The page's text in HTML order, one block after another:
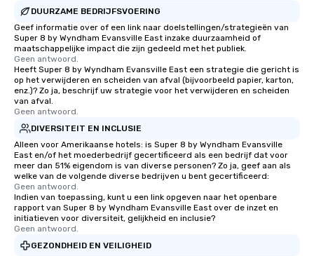
DUURZAME BEDRIJFSVOERING
Geef informatie over of een link naar doelstellingen/strategieën van
Super 8 by Wyndham Evansville East inzake duurzaamheid of
maatschappelijke impact die zijn gedeeld met het publiek.
Geen antwoord.
Heeft Super 8 by Wyndham Evansville East een strategie die gericht is
op het verwijderen en scheiden van afval (bijvoorbeeld papier, karton,
enz.)? Zo ja, beschrijf uw strategie voor het verwijderen en scheiden
van afval.
Geen antwoord.
DIVERSITEIT EN INCLUSIE
Alleen voor Amerikaanse hotels: is Super 8 by Wyndham Evansville
East en/of het moederbedrijf gecertificeerd als een bedrijf dat voor
meer dan 51% eigendom is van diverse personen? Zo ja, geef aan als
welke van de volgende diverse bedrijven u bent gecertificeerd:
Geen antwoord.
Indien van toepassing, kunt u een link opgeven naar het openbare
rapport van Super 8 by Wyndham Evansville East over de inzet en
initiatieven voor diversiteit, gelijkheid en inclusie?
Geen antwoord.
GEZONDHEID EN VEILIGHEID